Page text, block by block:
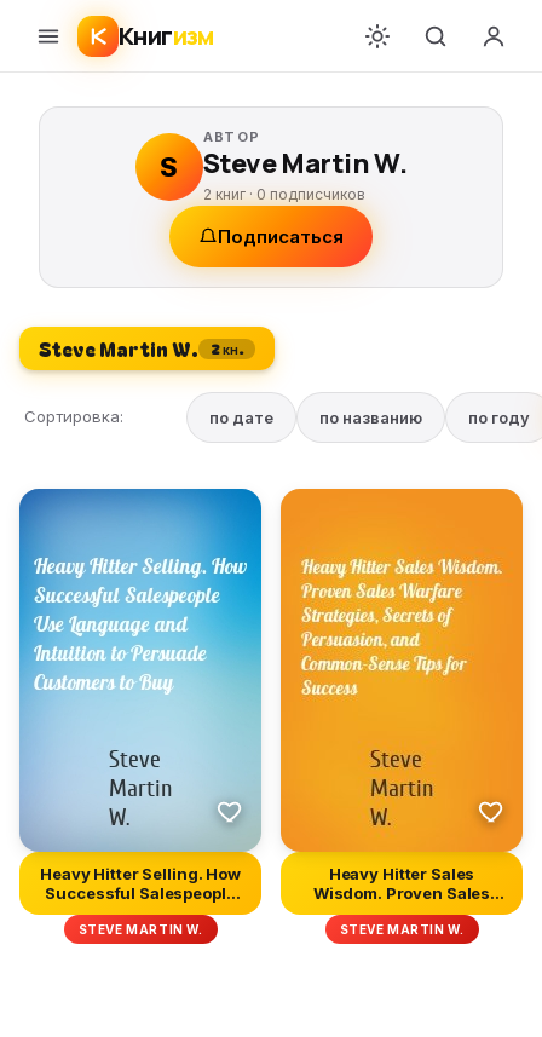
Книгизм
S
АВТОР
Steve Martin W.
2 книг · 0 подписчиков
Подписаться
Steve Martin W. 2 кн.
Сортировка: по дате по названию по году
Heavy Hitter Selling. How
Successful Salespeople
U...
STEVE MARTIN W.
Heavy Hitter Sales
Wisdom. Proven Sales
Warfare St...
STEVE MARTIN W.